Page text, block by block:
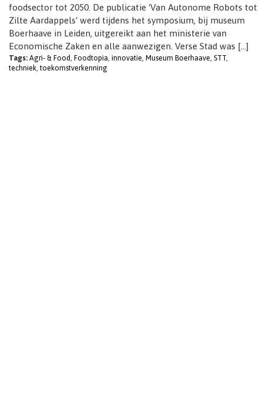
foodsector tot 2050. De publicatie ‘Van Autonome Robots tot
Zilte Aardappels‘ werd tijdens het symposium, bij museum
Boerhaave in Leiden, uitgereikt aan het ministerie van
Economische Zaken en alle aanwezigen. Verse Stad was […]
Tags: Agri- & Food, Foodtopia, innovatie, Museum Boerhaave, STT,
techniek, toekomstverkenning